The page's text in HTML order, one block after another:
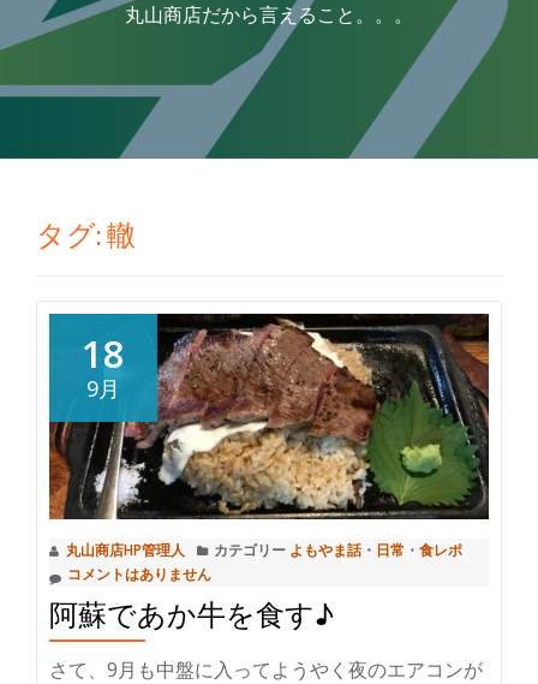
ョ
替
え
丸山商店だから言えること。。。
タグ:轍
18
9月
丸山商店HP管理人 カテゴリー よもやま話・ 日常 ・ 食レポ
コメントはありません
阿蘇であか牛を食す♪
さて、9月も中盤に入ってようやく夜のエアコンが